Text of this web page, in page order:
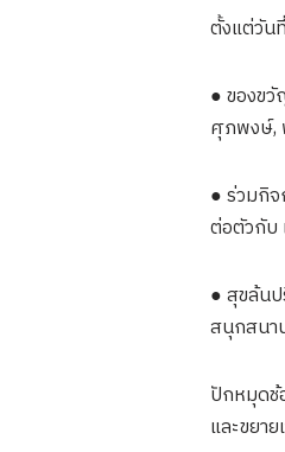
ตั้งแต่วัน
● ของข
ศุภพงษ์,
● ร่วมกิ
ต่อตัวกับ
● สุขล้น
สนุกสนา
ปักหมุดช้
และขยา